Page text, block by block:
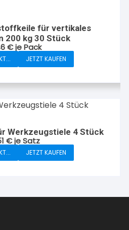
für vertikales
200 kg 30 Stück
€je Pack
JETZT KAUFEN
Werkzeugstiele 4 Stück
€je Satz
JETZT KAUFEN